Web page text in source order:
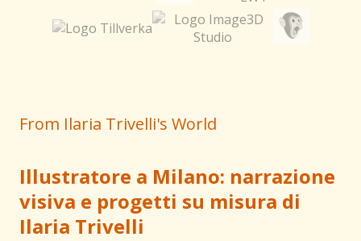
From Ilaria Trivelli's World
Illustratore a Milano: narrazione
visiva e progetti su misura di
Ilaria Trivelli